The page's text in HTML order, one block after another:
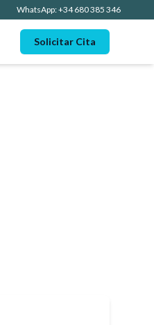
WhatsApp: +34 680 385 346
Solicitar Cita